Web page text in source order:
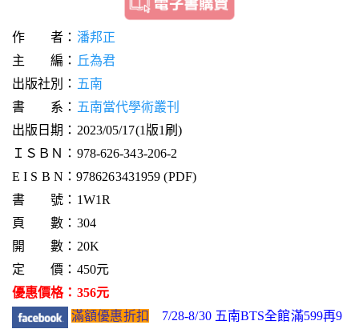
作 者： 潘邦正
主 編：
丘為君
出版社別： 五南
書 系： 五南當代學術叢刊
出版日期：2023/05/17(1版1刷)
ＩＳＢＮ：978-626-343-206-2
E I S B N：9786263431959 (PDF)
書 號：1W1R
頁 數：304
開 數：20K
定 價：450元
優惠價格：356元
滿額優惠折扣
7/28-8/30 五南BTS全館滿599再9